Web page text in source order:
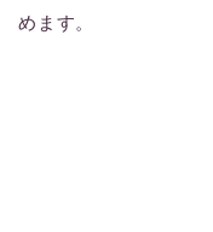
めます。